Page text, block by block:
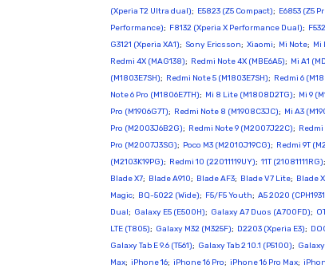
(Xperia T2 Ultra dual); E5823 (Z5 Compact); E6853 (Z5
Performance); F8132 (Xperia X Performance Dual);
G3121 (Xperia XA1); Sony Ericsson; Xiaomi; Mi Note; Mi
Redmi 4X (MAG138); Redmi Note 4X (MBE6A5); Mi A1
(M1803E7SH); Redmi Note 5 (M1803E7SH); Redmi 6
Note 6 Pro (M1806E7TH); Mi 8 Lite (M1808D2TG); Mi 9
Pro (M1906G7T); Redmi Note 8 (M1908C3JC); Mi A3
Pro (M2003J6B2G); Redmi Note 9 (M2007J22C); Redmi
Pro (M2007J3SG); Poco M3 (M2010J19CG); Redmi 9T
(M2103K19PG); Redmi 10 (22011119UY); 11T (21081111RG);
Blade X7; Blade A910; Blade AF3; Blade V7 Lite; Blade
Magic; BQ-5022 (Wide); F5/F5 Youth; A5 2020
Dual; Galaxy E5 (E500H); Galaxy A7 Duos (A700FD);
LTE (T805); Galaxy M32 (M325F); D2203 (Xperia E3);
Galaxy Tab E 9.6 (T561); Galaxy Tab 2 10.1 (P5100);
Max; iPhone 16; iPhone 16 Pro; iPhone 16 Pro Max;